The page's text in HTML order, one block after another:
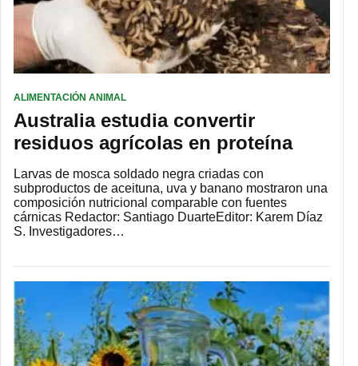
ALIMENTACIÓN ANIMAL
Australia estudia convertir
residuos agrícolas en proteína
Larvas de mosca soldado negra criadas con
subproductos de aceituna, uva y banano mostraron una
composición nutricional comparable con fuentes
cárnicas Redactor: Santiago DuarteEditor: Karem Díaz
S. Investigadores…